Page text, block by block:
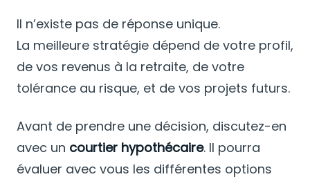
Il n’existe pas de réponse unique.
La meilleure stratégie dépend de votre profil,
de vos revenus à la retraite, de votre
tolérance au risque, et de vos projets futurs.
Avant de prendre une décision, discutez-en
avec un courtier hypothécaire. Il pourra
évaluer avec vous les différentes options